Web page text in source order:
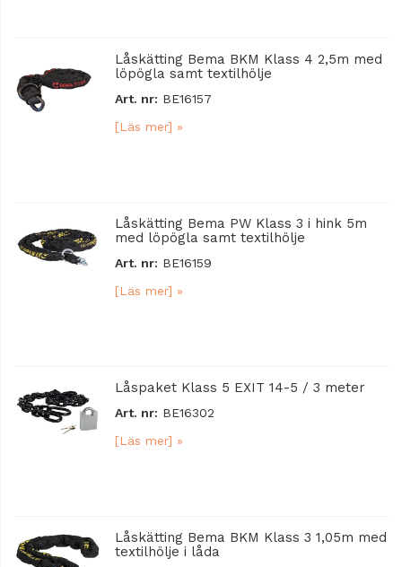
Låskätting Bema BKM Klass 4 2,5m med
löpögla samt textilhölje
Art. nr: BE16157
[Läs mer] »
Låskätting Bema PW Klass 3 i hink 5m
med löpögla samt textilhölje
Art. nr: BE16159
[Läs mer] »
Låspaket Klass 5 EXIT 14-5 / 3 meter
Art. nr: BE16302
[Läs mer] »
Låskätting Bema BKM Klass 3 1,05m med
textilhölje i låda